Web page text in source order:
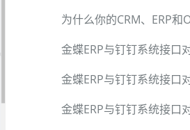
为什么你的CRM、ERP和
金蝶ERP与钉钉系统接口
金蝶ERP与钉钉系统接口
金蝶ERP与钉钉系统接口